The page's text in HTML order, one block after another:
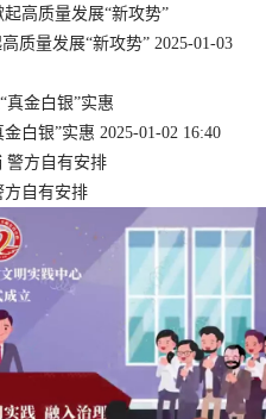
质量发展“新攻势” 2025-01-03
白银”实惠 2025-01-02 16:40
方自有安排